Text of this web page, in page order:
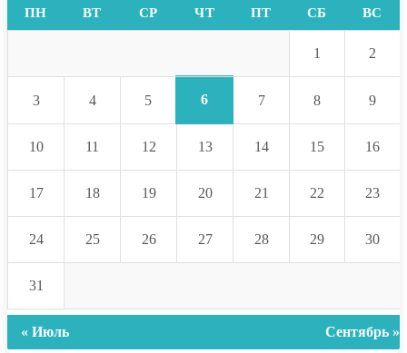
ПН ВТ СР ЧТ ПТ СБ ВС
1 2
3 4 5 6 7 8 9
10 11 12 13 14 15 16
17 18 19 20 21 22 23
24 25 26 27 28 29 30
31
« Июль Сентябрь »